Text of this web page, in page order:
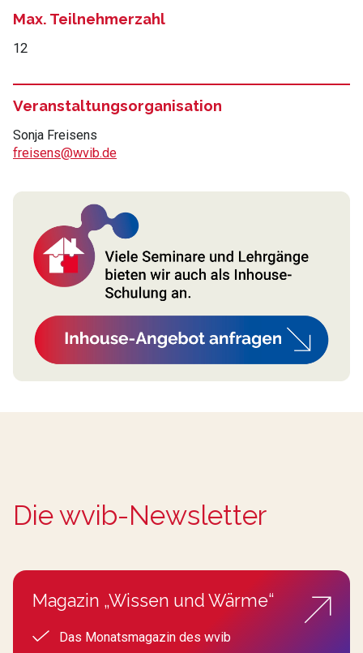
Max. Teilnehmerzahl
12
Veranstaltungsorganisation
Sonja Freisens
freisens@wvib.de
Die wvib-Newsletter
Magazin „Wissen und Wärme“
Das Monatsmagazin des wvib